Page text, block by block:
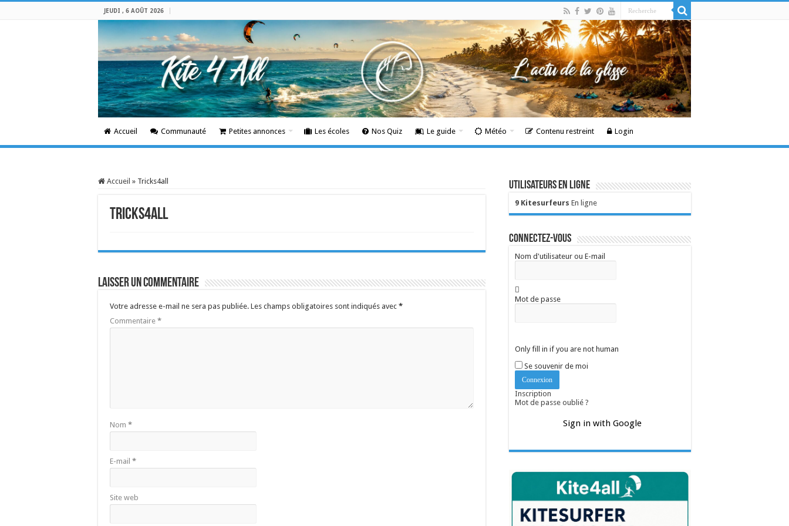
JEUDI , 6 AOÛT 2026
Accueil Communauté Petites annonces Les écoles Nos Quiz Le guide Météo Contenu restreint Login
Accueil » Tricks4all
Tricks4all
Laisser un commentaire
Votre adresse e-mail ne sera pas publiée. Les champs obligatoires sont indiqués avec *
Commentaire *
Nom *
E-mail *
Site web
Utilisateurs en ligne
9 Kitesurfeurs En ligne
Connectez-vous
Nom d'utilisateur ou E-mail
Mot de passe
Only fill in if you are not human
Se souvenir de moi
Inscription
Mot de passe oublié ?
Sign in with Google